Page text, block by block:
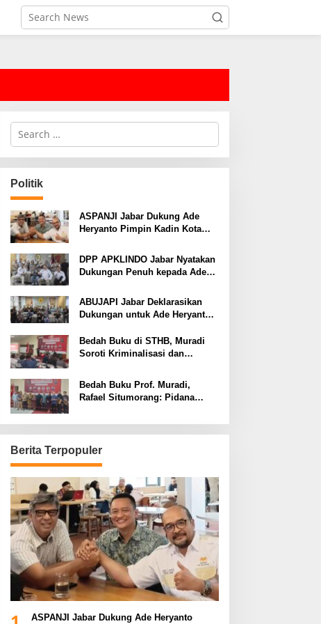
S
r
c
h
f
o
r
:
Politik
ASPANJI Jabar Dukung Ade
Heryanto Pimpin Kadin Kota
DPP APKLINDO Jabar Nyatakan
Dukungan Penuh kepada Ade
Bandung
ABUJAPI Jabar Deklarasikan
Dukungan untuk Ade Heryanto
Bedah Buku di STHB, Muradi
Soroti Kriminalisasi dan
Bedah Buku Prof. Muradi,
Rafael Situmorang: Pidana
Objektif
Berita Terpopuler
ASPANJI Jabar Dukung Ade Heryanto